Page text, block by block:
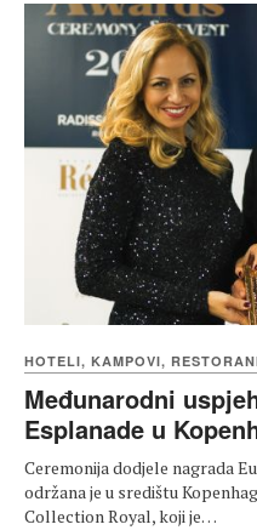
HOTELI, KAMPOVI,
Međunarodni
Esplanade u
Ceremonija dodjele nagrada
održana je u središtu
Collection Royal, koji je…